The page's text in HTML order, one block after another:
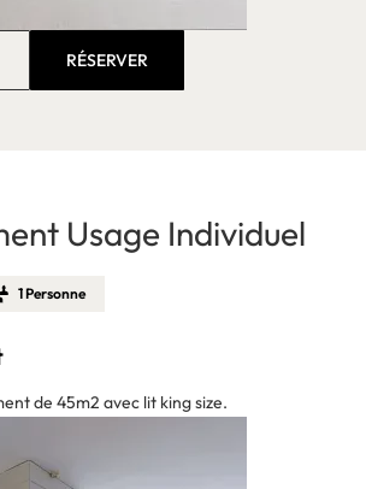
RÉSERVER
Usage Individuel
1 Personne
de 45m2 avec lit king size.